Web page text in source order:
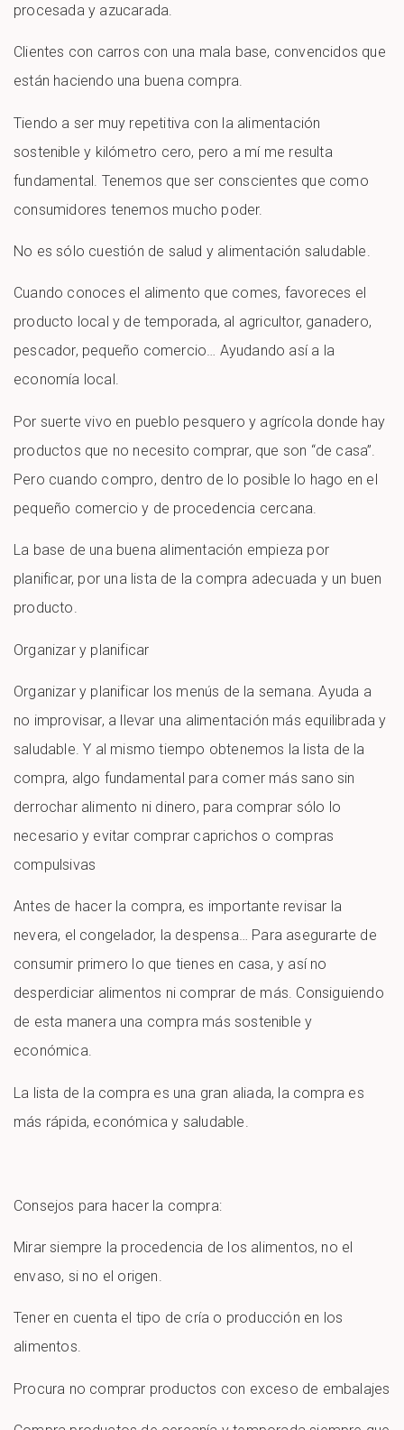
procesada y azucarada.
Clientes con carros con una mala base, convencidos que
están haciendo una buena compra.
Tiendo a ser muy repetitiva con la alimentación
sostenible y kilómetro cero, pero a mí me resulta
fundamental. Tenemos que ser conscientes que como
consumidores tenemos mucho poder.
No es sólo cuestión de salud y alimentación saludable.
Cuando conoces el alimento que comes, favoreces el
producto local y de temporada, al agricultor, ganadero,
pescador, pequeño comercio… Ayudando así a la
economía local.
Por suerte vivo en pueblo pesquero y agrícola donde hay
productos que no necesito comprar, que son “de casa”.
Pero cuando compro, dentro de lo posible lo hago en el
pequeño comercio y de procedencia cercana.
La base de una buena alimentación empieza por
planificar, por una lista de la compra adecuada y un buen
producto.
Organizar y planificar
Organizar y planificar los menús de la semana. Ayuda a
no improvisar, a llevar una alimentación más equilibrada y
saludable. Y al mismo tiempo obtenemos la lista de la
compra, algo fundamental para comer más sano sin
derrochar alimento ni dinero, para comprar sólo lo
necesario y evitar comprar caprichos o compras
compulsivas
Antes de hacer la compra, es importante revisar la
nevera, el congelador, la despensa… Para asegurarte de
consumir primero lo que tienes en casa, y así no
desperdiciar alimentos ni comprar de más. Consiguiendo
de esta manera una compra más sostenible y
económica.
La lista de la compra es una gran aliada, la compra es
más rápida, económica y saludable.
Consejos para hacer la compra:
Mirar siempre la procedencia de los alimentos, no el
envaso, si no el origen.
Tener en cuenta el tipo de cría o producción en los
alimentos.
Procura no comprar productos con exceso de embalajes